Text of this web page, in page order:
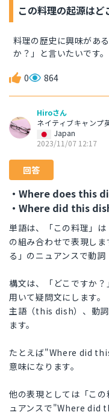
この料理の起源は
料理の歴史に興味があ
か？」と言いたいです。
0 864
Hiroさん
ネイティブキャンプ
Japan
2023/11/07 12:17
回答
・Where does this
・Where did this
単語は、「この料理」
の組み合わせで表現し
る」のニュアンスで動
構文は、「どこですか
用いて疑問文にします
主語（this dish）、動
ます。
たとえば"Where did
意味になります。
他の表現としては「こ
ュアンスで"Where did